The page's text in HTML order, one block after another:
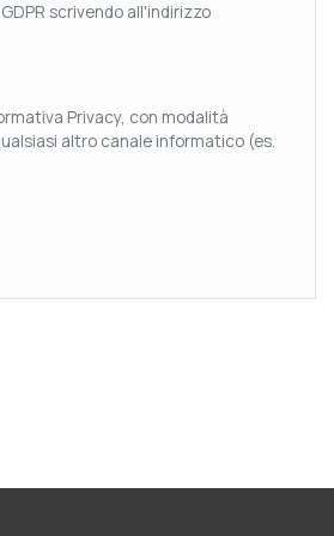
scrivendo all'indirizzo
Privacy, con modalità
altro canale informatico (es.